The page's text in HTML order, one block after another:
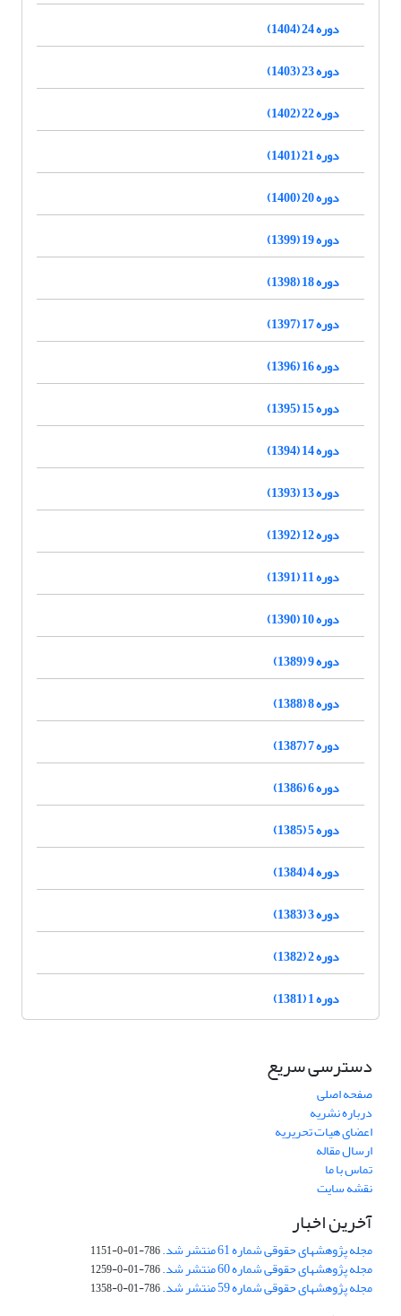
دوره 24 (1404)
دوره 23 (1403)
دوره 22 (1402)
دوره 21 (1401)
دوره 20 (1400)
دوره 19 (1399)
دوره 18 (1398)
دوره 17 (1397)
دوره 16 (1396)
دوره 15 (1395)
دوره 14 (1394)
دوره 13 (1393)
دوره 12 (1392)
دوره 11 (1391)
دوره 10 (1390)
دوره 9 (1389)
دوره 8 (1388)
دوره 7 (1387)
دوره 6 (1386)
دوره 5 (1385)
دوره 4 (1384)
دوره 3 (1383)
دوره 2 (1382)
دوره 1 (1381)
دسترسی سریع
صفحه اصلی
درباره نشریه
اعضای هیات تحریریه
ارسال مقاله
تماس با ما
نقشه سایت
آخرین اخبار
مجله پژوهشهای حقوقی شماره 61 منتشر شد. 786-01-0-1151
مجله پژوهشهای حقوقی شماره 60 منتشر شد. 786-01-0-1259
مجله پژوهشهای حقوقی شماره 59 منتشر شد. 786-01-0-1358